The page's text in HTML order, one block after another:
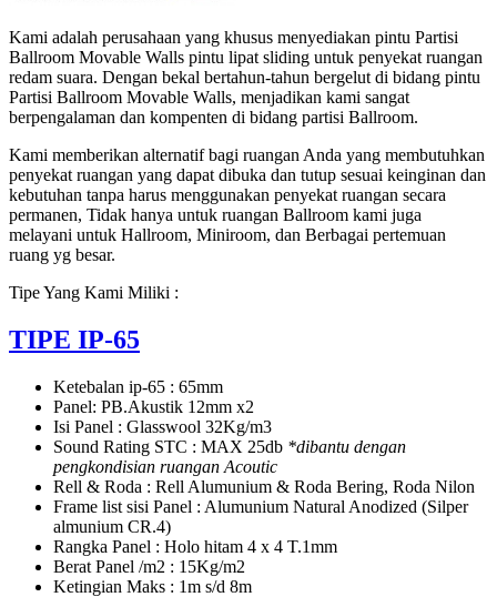
di
BANDUNG,
Kami adalah perusahaan yang khusus menyediakan pintu Partisi
Ballroom Movable Walls pintu lipat sliding untuk penyekat ruangan
redam suara. Dengan bekal bertahun-tahun bergelut di bidang pintu
Partisi Ballroom Movable Walls, menjadikan kami sangat
berpengalaman dan kompenten di bidang partisi Ballroom.
Kami memberikan alternatif bagi ruangan Anda yang membutuhkan
penyekat ruangan yang dapat dibuka dan tutup sesuai keinginan dan
kebutuhan tanpa harus menggunakan penyekat ruangan secara
permanen, Tidak hanya untuk ruangan Ballroom kami juga
melayani untuk Hallroom, Miniroom, dan Berbagai pertemuan
ruang yg besar.
Tipe Yang Kami Miliki :
TIPE IP-65
Ketebalan ip-65 : 65mm
Panel: PB.Akustik 12mm x2
Isi Panel : Glasswool 32Kg/m3
Sound Rating STC : MAX 25db *dibantu dengan
pengkondisian ruangan Acoutic
Rell & Roda : Rell Alumunium & Roda Bering, Roda Nilon
Frame list sisi Panel : Alumunium Natural Anodized (Silper
almunium CR.4)
Rangka Panel : Holo hitam 4 x 4 T.1mm
Berat Panel /m2 : 15Kg/m2
Ketingian Maks : 1m s/d 8m